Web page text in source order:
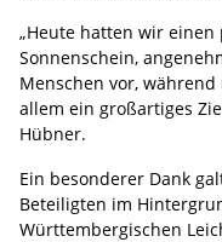
„Heute hatten wir
Sonnenschein,
Menschen vor,
allem ein großartiges
Hübner.
Ein besonderer Dank
Beteiligten im
Württembergischen